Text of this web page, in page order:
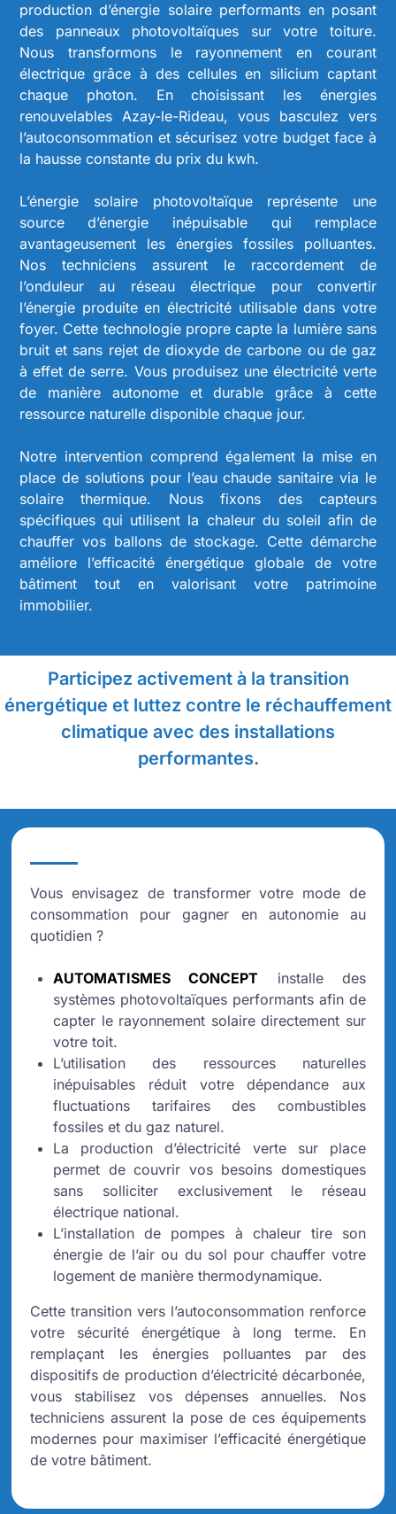
production d’énergie solaire performants en posant
des panneaux photovoltaïques sur votre toiture.
Nous transformons le rayonnement en courant
électrique grâce à des cellules en silicium captant
chaque photon. En choisissant les énergies
renouvelables Azay-le-Rideau, vous basculez vers
l’autoconsommation et sécurisez votre budget face à
la hausse constante du prix du kwh.
L’énergie solaire photovoltaïque représente une
source d’énergie inépuisable qui remplace
avantageusement les énergies fossiles polluantes.
Nos techniciens assurent le raccordement de
l’onduleur au réseau électrique pour convertir
l’énergie produite en électricité utilisable dans votre
foyer. Cette technologie propre capte la lumière sans
bruit et sans rejet de dioxyde de carbone ou de gaz
à effet de serre. Vous produisez une électricité verte
de manière autonome et durable grâce à cette
ressource naturelle disponible chaque jour.
Notre intervention comprend également la mise en
place de solutions pour l’eau chaude sanitaire via le
solaire thermique. Nous fixons des capteurs
spécifiques qui utilisent la chaleur du soleil afin de
chauffer vos ballons de stockage. Cette démarche
améliore l’efficacité énergétique globale de votre
bâtiment tout en valorisant votre patrimoine
immobilier.
Participez activement à la transition
énergétique et luttez contre le réchauffement
climatique avec des installations
performantes.
Vous envisagez de transformer votre mode de
consommation pour gagner en autonomie au
quotidien ?
AUTOMATISMES CONCEPT installe des
systèmes photovoltaïques performants afin de
capter le rayonnement solaire directement sur
votre toit.
L’utilisation des ressources naturelles
inépuisables réduit votre dépendance aux
fluctuations tarifaires des combustibles
fossiles et du gaz naturel.
La production d’électricité verte sur place
permet de couvrir vos besoins domestiques
sans solliciter exclusivement le réseau
électrique national.
L’installation de pompes à chaleur tire son
énergie de l’air ou du sol pour chauffer votre
logement de manière thermodynamique.
Cette transition vers l’autoconsommation renforce
votre sécurité énergétique à long terme. En
remplaçant les énergies polluantes par des
dispositifs de production d’électricité décarbonée,
vous stabilisez vos dépenses annuelles. Nos
techniciens assurent la pose de ces équipements
modernes pour maximiser l’efficacité énergétique
de votre bâtiment.